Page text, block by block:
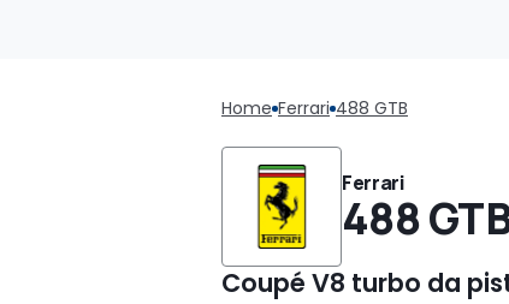
Home Ferrari 488 GTB
Ferrari
488
Coupé V8 turbo da